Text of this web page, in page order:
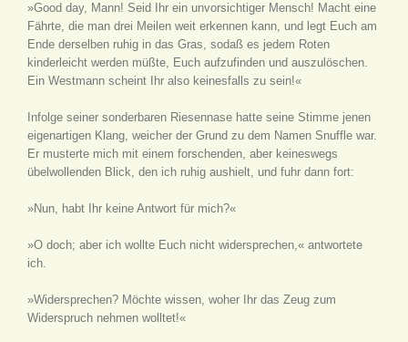
»Good day, Mann! Seid Ihr ein unvorsichtiger Mensch! Macht eine
Fährte, die man drei Meilen weit erkennen kann, und legt Euch am
Ende derselben ruhig in das Gras, sodaß es jedem Roten
kinderleicht werden müßte, Euch aufzufinden und auszulöschen.
Ein Westmann scheint Ihr also keinesfalls zu sein!«
Infolge seiner sonderbaren Riesennase hatte seine Stimme jenen
eigenartigen Klang, weicher der Grund zu dem Namen Snuffle war.
Er musterte mich mit einem forschenden, aber keineswegs
übelwollenden Blick, den ich ruhig aushielt, und fuhr dann fort:
»Nun, habt Ihr keine Antwort für mich?«
»O doch; aber ich wollte Euch nicht widersprechen,« antwortete
ich.
»Widersprechen? Möchte wissen, woher Ihr das Zeug zum
Widerspruch nehmen wolltet!«